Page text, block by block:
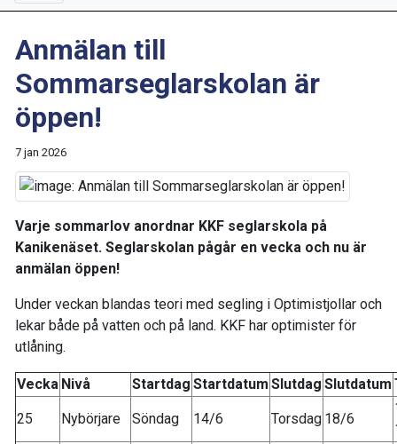
Anmälan till
Sommarseglarskolan är
öppen!
7 jan 2026
Varje sommarlov anordnar KKF seglarskola på
Kanikenäset. Seglarskolan pågår en vecka och nu är
anmälan öppen!
Under veckan blandas teori med segling i Optimistjollar och
lekar både på vatten och på land. KKF har optimister för
utlåning.
Vecka Nivå Startdag Startdatum Slutdag Slutdatum
25 Nybörjare Söndag 14/6 Torsdag 18/6